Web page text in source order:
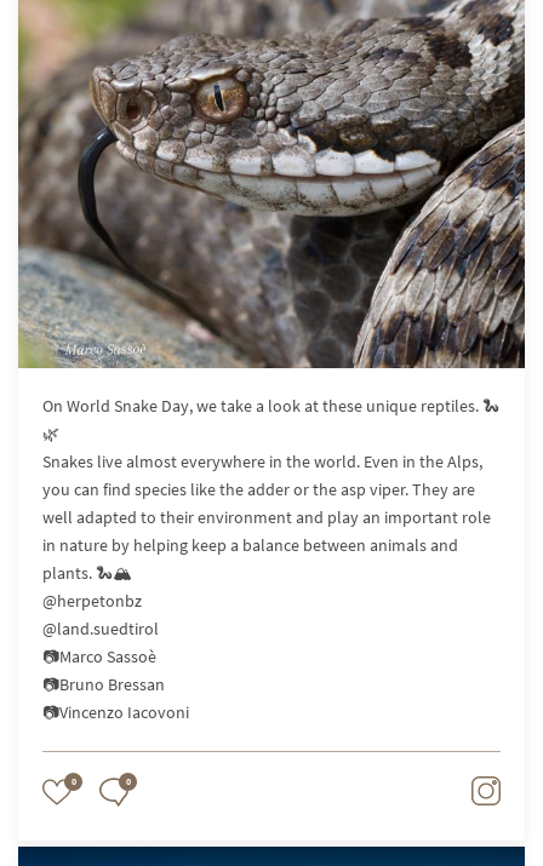
On World Snake Day, we take a look at these unique reptiles. 🐍
🌿
Snakes live almost everywhere in the world. Even in the Alps,
you can find species like the adder or the asp viper. They are
well adapted to their environment and play an important role
in nature by helping keep a balance between animals and
plants. 🐍🏔️
@herpetonbz
@land.suedtirol
📷Marco Sassoè
📷Bruno Bressan
📷Vincenzo Iacovoni
0 0